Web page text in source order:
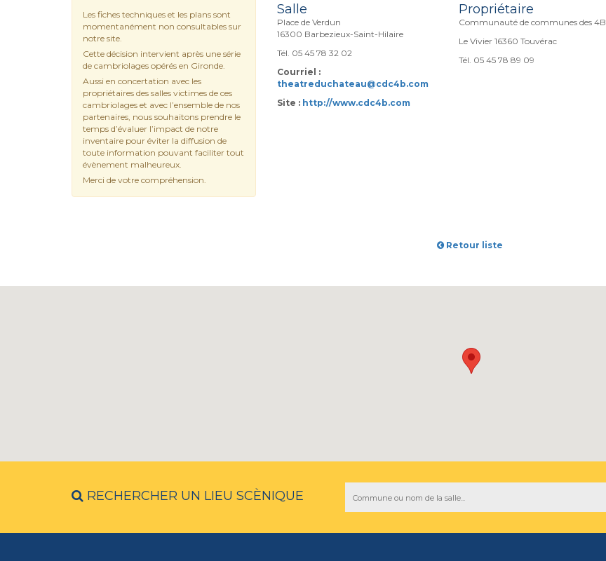
Les fiches techniques et les plans sont
momentanément non consultables sur
notre site.
Cette décision intervient après une série
de cambriolages opérés en Gironde.
Aussi en concertation avec les
propriétaires des salles victimes de ces
cambriolages et avec l’ensemble de nos
partenaires, nous souhaitons prendre le
temps d’évaluer l’impact de notre
inventaire pour éviter la diffusion de
toute information pouvant faciliter tout
évènement malheureux.
Merci de votre compréhension.
Salle
Place de Verdun
16300 Barbezieux-Saint-Hilaire
Tél. 05 45 78 32 02
Courriel :
theatreduchateau@cdc4b.com
Site : http://www.cdc4b.com
Propriétaire
Communauté de communes des 4B
Le Vivier 16360 Touvérac
Tél. 05 45 78 89 09
Retour liste
RECHERCHER UN LIEU SCÈNIQUE